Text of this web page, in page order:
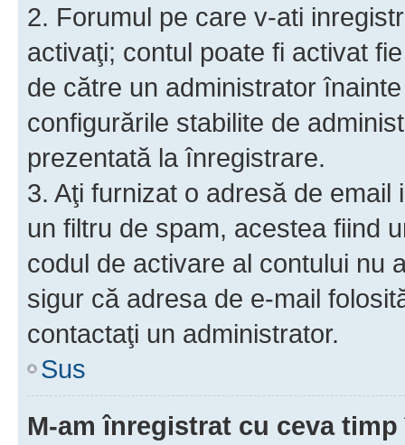
2. Forumul pe care v-ati
activaţi; contul poate fi activat
de către un administrator
configurările stabilite de
prezentată la înregistrare.
3. Aţi furnizat o adresă de
un filtru de spam, acestea fiind
codul de activare al contului nu
sigur că adresa de e-mail
contactaţi un administrator.
Sus
M-am înregistrat cu ceva